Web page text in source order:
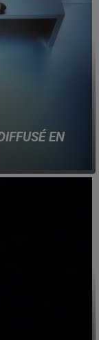
EN
de France,